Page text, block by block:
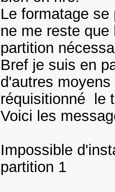
Le formatage
ne me reste
partition
Bref je suis en
d'autres
réquisitionné le
Voici les
Impossible
partition 1